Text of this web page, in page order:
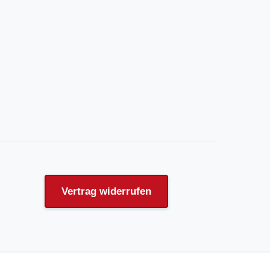
Vertrag widerrufen